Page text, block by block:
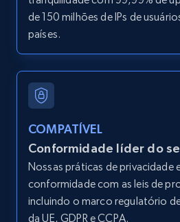
URL
URL, ID, User id, Use url, Title,
11.3K+ 1.5K+
de 150 milhões de IPs de
países.
COMPATÍVEL
Conformidade líder do
Nossas práticas de privacidade
conformidade com as leis de
incluindo o marco regulatório
da UE, GDPR e CCPA.